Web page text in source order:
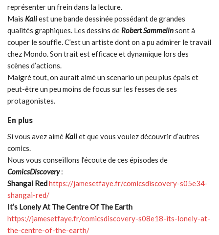
représenter un frein dans la lecture.
Mais Kaliest une bande dessinée possédant de grandes
qualités graphiques. Les dessins de Robert Sammelinsont à
couper le souffle. C’est un artiste dont on a pu admirer le travail
chez Mondo. Son trait est efficace et dynamique lors des
scènes d’actions.
Malgré tout, on aurait aimé un scenario un peu plus épais et
peut-être un peu moins de focus sur les fesses de ses
protagonistes.
En plus
Si vous avez aimé Kaliet que vous voulez découvrir d’autres
comics.
Nous vous conseillons l’écoute de ces épisodes de
ComicsDiscovery:
Shangai Redhttps://jamesetfaye.fr/comicsdiscovery-s05e34-
shangai-red/
It’s Lonely At The Centre Of The Earth
https://jamesetfaye.fr/comicsdiscovery-s08e18-its-lonely-at-
the-centre-of-the-earth/